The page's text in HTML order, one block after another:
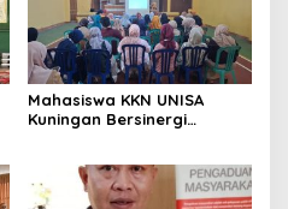
Mahasiswa KKN UNISA
Kuningan Bersinergi
ASI, Cegah Stunting hingga
Perawatan Lansia